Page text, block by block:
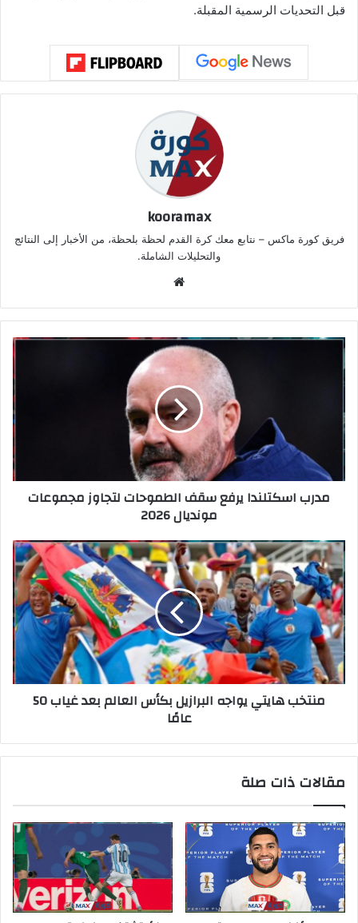
قبل التحديات الرسمية المقبلة.
kooramax
فريق كورة ماكس – نتابع معك كرة القدم لحظة بلحظة، من الأخبار إلى النتائج
والتحليلات الشاملة.
الوي
ب
مدرب اسكتلندا يرفع سقف الطموحات لتجاوز مجموعات
مونديال 2026
منتخب هايتي يواجه البرازيل بكأس العالم بعد غياب 50
عامًا
مقالات ذات صلة